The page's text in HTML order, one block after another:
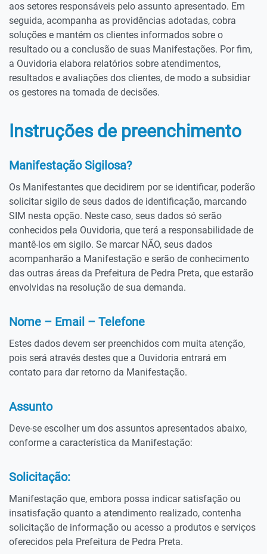
aos setores responsáveis pelo assunto apresentado. Em
seguida, acompanha as providências adotadas, cobra
soluções e mantém os clientes informados sobre o
resultado ou a conclusão de suas Manifestações. Por fim,
a Ouvidoria elabora relatórios sobre atendimentos,
resultados e avaliações dos clientes, de modo a subsidiar
os gestores na tomada de decisões.
Instruções de preenchimento
Manifestação Sigilosa?
Os Manifestantes que decidirem por se identificar, poderão
solicitar sigilo de seus dados de identificação, marcando
SIM nesta opção. Neste caso, seus dados só serão
conhecidos pela Ouvidoria, que terá a responsabilidade de
mantê-los em sigilo. Se marcar NÃO, seus dados
acompanharão a Manifestação e serão de conhecimento
das outras áreas da Prefeitura de Pedra Preta, que estarão
envolvidas na resolução de sua demanda.
Nome – Email – Telefone
Estes dados devem ser preenchidos com muita atenção,
pois será através destes que a Ouvidoria entrará em
contato para dar retorno da Manifestação.
Assunto
Deve-se escolher um dos assuntos apresentados abaixo,
conforme a característica da Manifestação:
Solicitação:
Manifestação que, embora possa indicar satisfação ou
insatisfação quanto a atendimento realizado, contenha
solicitação de informação ou acesso a produtos e serviços
oferecidos pela Prefeitura de Pedra Preta.